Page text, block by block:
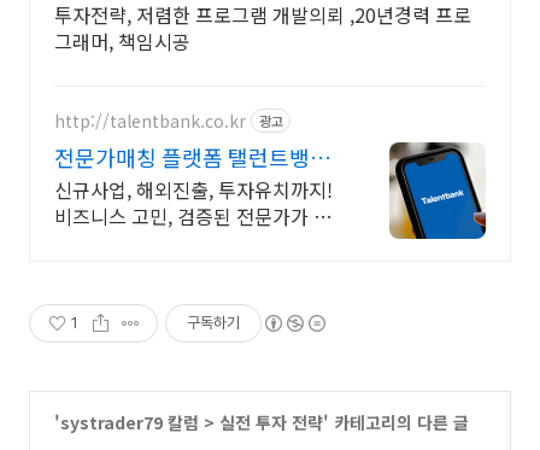
투자전략, 저렴한 프로그램 개발의뢰 ,20년경력 프로
그래머, 책임시공
http://talentbank.co.kr 광고
전문가매칭 플랫폼 탤런트뱅크
고경력 전문가 1.9만명보유
신규사업, 해외진출, 투자유치까지!
비즈니스 고민, 검증된 전문가가 직
1 구독하기
'systrader79 칼럼 > 실전 투자 전략' 카테고리의 다른 글